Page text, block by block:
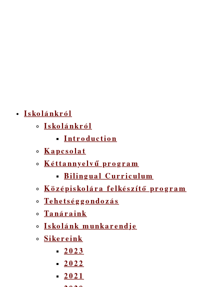
Iskolánkról
Iskolánkról
Introduction
Kapcsolat
Kéttannyelvű program
Bilingual Curriculum
Középiskolára felkészítő program
Tehetséggondozás
Tanáraink
Iskolánk munkarendje
Sikereink
2023
2022
2021